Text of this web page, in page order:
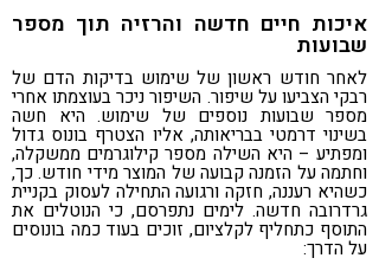
איכות חיים חדשה והרזיה תוך מספר
שבועות
לאחר חודש ראשון של שימוש בדיקות הדם של
רבקי הצביעו על שיפור. השיפור ניכר בעוצמתו אחרי
מספר שבועות נוספים של שימוש. היא חשה
בשינוי דרמטי בבריאותה, אליו הצטרף בונוס גדול
ומפתיע – היא השילה מספר קילוגרמים ממשקלה,
וחתמה על הזמנה קבועה של המוצר מידי חודש. כך,
כשהיא רעננה, חזקה ורגועה התחילה לעסוק בקניית
גרדרובה חדשה. לימים נתפרסם, כי הנוטלים את
התוסף כתחליף לקלציום, זוכים בעוד כמה בונוסים
על הדרך: